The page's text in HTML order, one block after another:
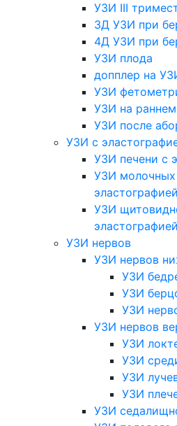
УЗИ III
3Д УЗИ при
4Д УЗИ при
УЗИ плода
допплер на
УЗИ
УЗИ на
УЗИ после
УЗИ с
УЗИ печени с
УЗИ молочных
эластографией
УЗИ
эластографией
УЗИ нервов
УЗИ нервов
УЗИ
УЗИ
УЗИ
УЗИ нервов
УЗИ
УЗИ
УЗИ
УЗИ
УЗИ